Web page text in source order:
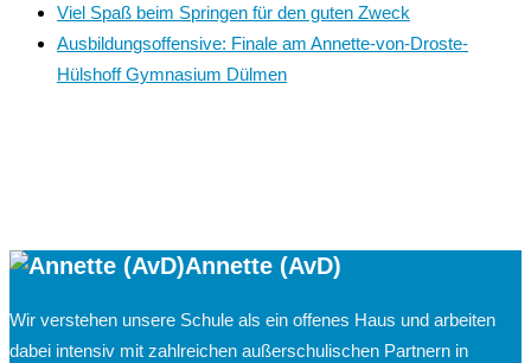
Viel Spaß beim Springen für den guten Zweck
Ausbildungsoffensive: Finale am Annette-von-Droste-
Hülshoff Gymnasium Dülmen
Annette (AvD)
Wir verstehen unsere Schule als ein offenes Haus und arbeiten
dabei intensiv mit zahlreichen außerschulischen Partnern in